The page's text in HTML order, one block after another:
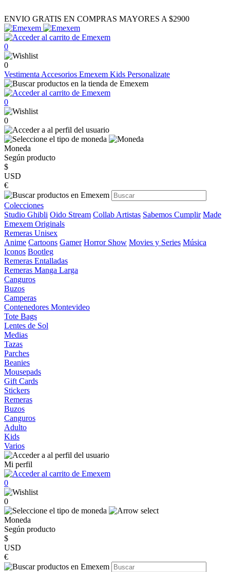
ENVIO GRATIS EN COMPRAS MAYORES A $2900
0
0
Vestimenta Accesorios Emexem Kids Personalizate
0
0
Moneda
Según producto
$
USD
€
Colecciones
Studio Ghibli Oido Stream Collab Artistas Sabemos Cumplir Made
Emexem Originals
Remeras Unisex
Anime Cartoons Gamer Horror Show Movies y Series Música
Iconos Bootleg
Remeras Entalladas
Remeras Manga Larga
Canguros
Buzos
Camperas
Contenedores Montevideo
Tote Bags
Lentes de Sol
Medias
Tazas
Parches
Beanies
Mousepads
Gift Cards
Stickers
Remeras
Buzos
Canguros
Adulto
Kids
Varios
Mi perfil
0
0
Moneda
Según producto
$
USD
€